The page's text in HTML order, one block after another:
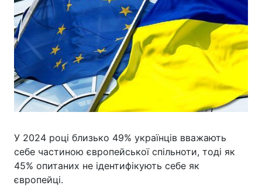
У 2024 році близько 49% українців вважають
себе частиною європейської спільноти, тоді як
45% опитаних не ідентифікують себе як
європейці.